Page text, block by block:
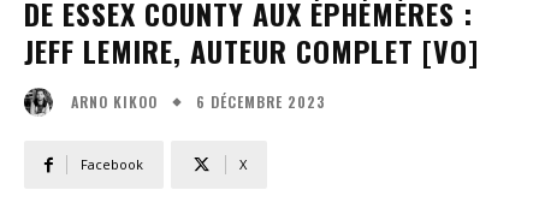
DE ESSEX COUNTY AUX ÉPHÉMÈRES :
JEFF LEMIRE, AUTEUR COMPLET [VO]
ARNO KIKOO 6 DÉCEMBRE 2023
Facebook X